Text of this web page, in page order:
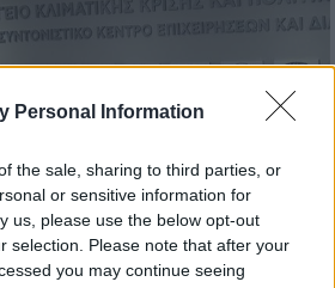
Personal Information
the sale, sharing to third parties, or
or sensitive information for
us, please use the below opt-out
selection. Please note that after your
you may continue seeing